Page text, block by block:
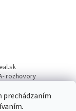
prechádzaním
rozhovory